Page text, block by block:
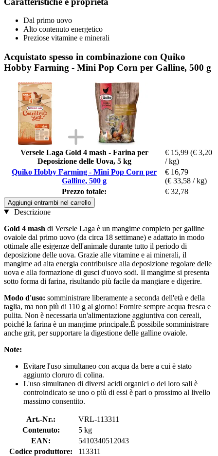
Dal primo uovo
Alto contenuto energetico
Preziose vitamine e minerali
Acquistato spesso in combinazione con Quiko
Hobby Farming - Mini Pop Corn per Galline, 500 g
Versele Laga Gold 4 mash - Farina per
Deposizione delle Uova, 5 kg
€ 15,99 (€ 3,20
/ kg)
Quiko Hobby Farming - Mini Pop Corn per
Galline, 500 g
€ 16,79
(€ 33,58 / kg)
Prezzo totale:
€ 32,78
Aggiungi entrambi nel carrello
Descrizione
Gold 4 mash di Versele Laga è un mangime completo per galline
ovaiole dal primo uovo (da circa 18 settimane) e adattato in modo
ottimale alle esigenze dell'animale durante tutto il periodo di
deposizione delle uova. Grazie alle vitamine e ai minerali, il
mangime ad alta energia contribuisce alla deposizione regolare delle
uova e alla formazione di gusci d'uovo sodi. Il mangime si presenta
sotto forma di farina, risultando più facile da mangiare e digerire.
Modo d'uso: somministrare liberamente a seconda dell'età e della
taglia, ma non più di 110 g al giorno! Fornire sempre acqua fresca e
pulita. Non è necessaria un'alimentazione aggiuntiva con cereali,
poiché la farina è un mangime principale.È possibile somministrare
anche grit, per supportare la digestione delle galline ovaiole.
Note:
Evitare l'uso simultaneo con acqua da bere a cui è stato
aggiunto cloruro di colina.
L'uso simultaneo di diversi acidi organici o dei loro sali è
controindicato se uno o più di essi è pari o prossimo al livello
massimo consentito.
Art.-Nr.:
VRL-113311
Contenuto:
5 kg
EAN:
5410340512043
Codice produttore:
113311